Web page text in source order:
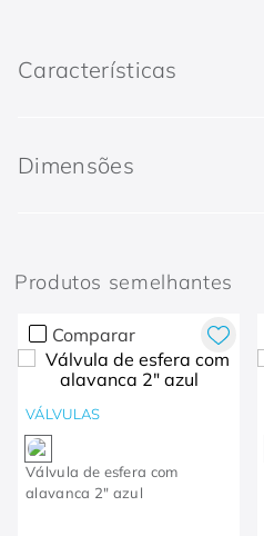
Características
Dimensões
Produtos semelhantes
Comparar
VÁLVULAS
Válvula de esfera com
alavanca 2" azul